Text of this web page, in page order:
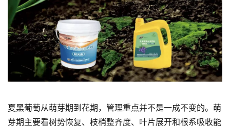
夏黑葡萄从萌芽期到花期，管理重点并不是一成不变的。萌
芽期主要看树势恢复、枝梢整齐度、叶片展开和根系吸收能